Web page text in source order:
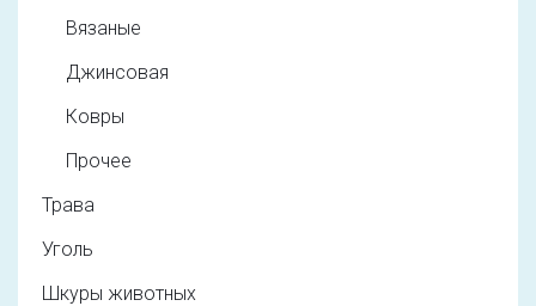
Вязаные
Джинсовая
Ковры
Прочее
Трава
Уголь
Шкуры животных